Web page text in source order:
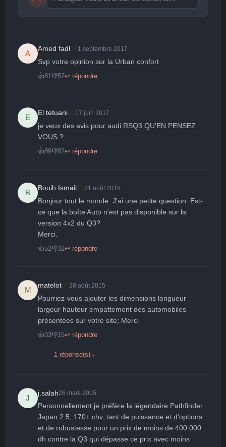
🤩 👏
publication immédiate Publier
A
Amed fadl 1 septembre 2017
Svp votre opinion sur la Urban confort
👍81 👎52↩ répondre
E
El tetuani 17 juin 2017
je veux des avis pour audi RSQ3 QU'EN PENSEZ
VOUS ?
👍89👎82↩ répondre
B
Bouih Ismail 31 août 2015
Bonjour tout le monde. J'ai une petite question: Est-
ce que la boîte Auto n'est pas disponible sur la
version 4x2 du Q3?
Merci.
👍52👎32↩ répondre
M
matelot 28 août 2015
Pourriez-vous ajouter les dimensions longueur
largeur hauteur empattement des automobiles
présentées sur votre site; Merci
👍33👎15↩ répondre
1 réponse(s) ⌄
J
j.salah26 mars 2015
Personnellement je préfère la légendaire Pathfinder
Japan 2.5; 170+ chv; tant de puissance et d'options
et de robustesse pour un prix de moins de 400.000
dh contre la Q3 qui dépasse ce prix avec moins